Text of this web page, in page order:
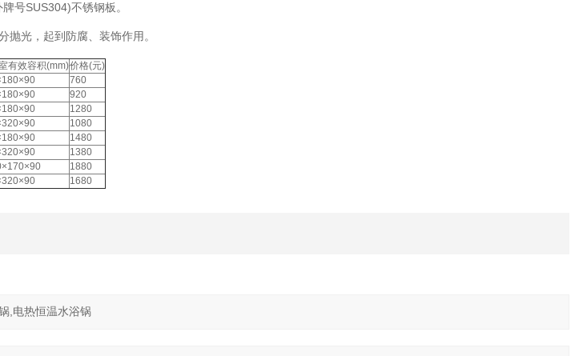
号SUS304)不锈钢板。
抛光，起到防腐、装饰作用。
有效容积(mm)价格(元)
760
920
1280
1080
1480
1380
1880
1680